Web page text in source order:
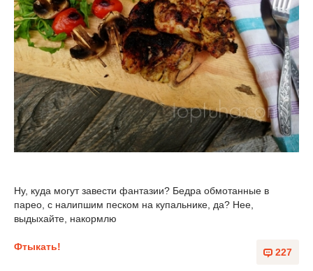
Ну, куда могут завести фантазии? Бедра обмотанные в
парео, с налипшим песком на купальнике, да? Нее,
выдыхайте, накормлю
227
Фтыкать!